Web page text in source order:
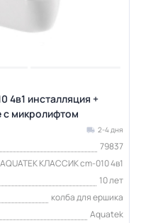
4в1 инсталляция +
с микролифтом
2-4 дня
79837
КЛАССИК cm-010 4в1
10 лет
колба для ершика
Aquatek